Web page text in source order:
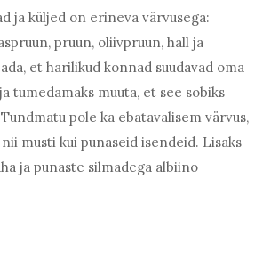
ja küljed on erineva värvusega:
pruun, oliivpruun, hall ja
et harilikud konnad suudavad oma
tumedamaks muuta, et see sobiks
pole ka ebatavalisem värvus,
musti kui punaseid isendeid. Lisaks
ja punaste silmadega albiino